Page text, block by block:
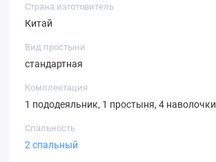
Страна изготовитель
Китай
Вид простыни
стандартная
Комплектация
1 пододеяльник, 1 простыня, 4 наволочки
Спальность
2 спальный